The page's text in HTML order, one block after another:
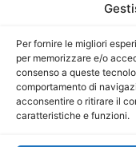
Per fornire le migliori
per memorizzare e/o
consenso a queste
comportamento di
acconsentire o ritirare il
caratteristiche e funzioni.
Direttore
Direttore